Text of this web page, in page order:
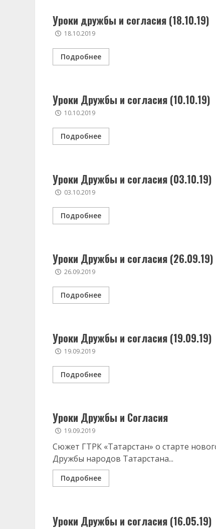
Уроки дружбы и согласия (18.10.19)
18.10.2019
Подробнее
Уроки Дружбы и согласия (10.10.19)
10.10.2019
Подробнее
Уроки Дружбы и согласия (03.10.19)
03.10.2019
Подробнее
Уроки Дружбы и согласия (26.09.19)
26.09.2019
Подробнее
Уроки Дружбы и согласия (19.09.19)
19.09.2019
Подробнее
Уроки Дружбы и Согласия
19.09.2019
Сюжет ГТРК «Татарстан» о старте
Дружбы народов Татарстана...
Подробнее
Уроки Дружбы и согласия (16.05.19)